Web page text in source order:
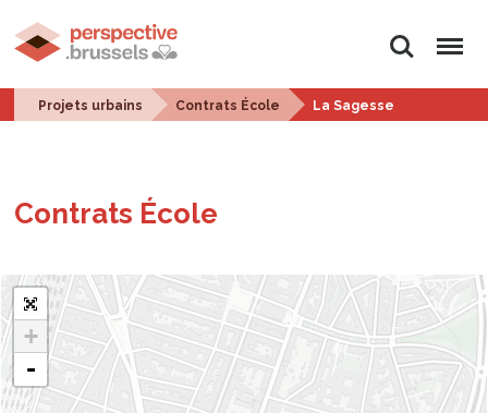
Rechercher
Menu
Projets urbains Contrats École La Sagesse
Contrats École
+
-